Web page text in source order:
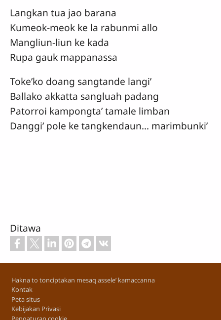
Langkan tua jao barana
Kumeok-meok ke la rabunmi allo
Mangliun-liun ke kada
Rupa gauk mappanassa
Toke’ko doang sangtande langi’
Ballako akkatta sangluah padang
Patorroi kampongta’ tamale limban
Danggi’ pole ke tangkendaun... marimbunki’
Ditawa
Hakna to tonciptakan mesaq assele’ kamaccanna
Kontak
Peta situs
Kebijakan Privasi